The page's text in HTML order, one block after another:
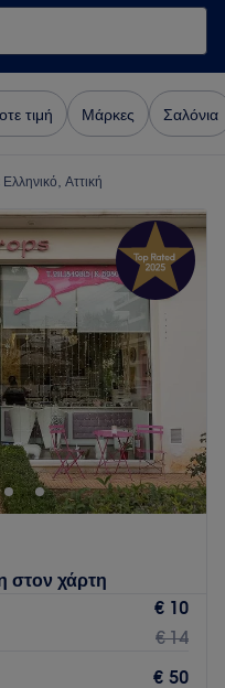
τιμή Μάρκες Σαλόνια
Αττική
στον χάρτη
€ 10
€ 14
€ 50